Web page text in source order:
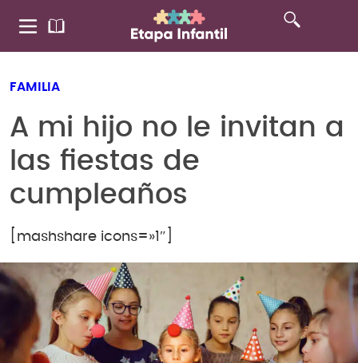
FAMILIA
A mi hijo no le invitan a
las fiestas de
cumpleaños
[mashshare icons=»1″]